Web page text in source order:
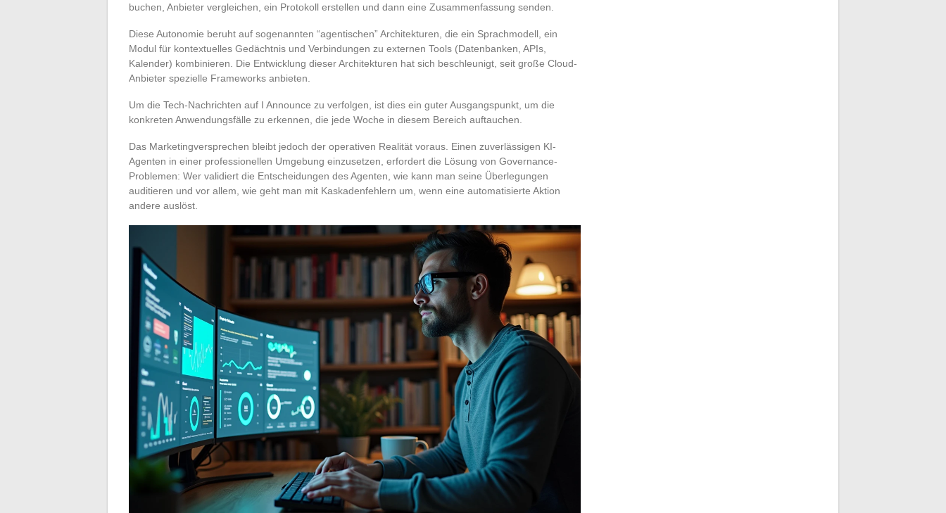
buchen, Anbieter vergleichen, ein Protokoll erstellen und dann eine Zusammenfassung senden.
Diese Autonomie beruht auf sogenannten “agentischen” Architekturen, die ein Sprachmodell, ein
Modul für kontextuelles Gedächtnis und Verbindungen zu externen Tools (Datenbanken, APIs,
Kalender) kombinieren. Die Entwicklung dieser Architekturen hat sich beschleunigt, seit große Cloud-
Anbieter spezielle Frameworks anbieten.
Um die Tech-Nachrichten auf I Announce zu verfolgen, ist dies ein guter Ausgangspunkt, um die
konkreten Anwendungsfälle zu erkennen, die jede Woche in diesem Bereich auftauchen.
Das Marketingversprechen bleibt jedoch der operativen Realität voraus. Einen zuverlässigen KI-
Agenten in einer professionellen Umgebung einzusetzen, erfordert die Lösung von Governance-
Problemen: Wer validiert die Entscheidungen des Agenten, wie kann man seine Überlegungen
auditieren und vor allem, wie geht man mit Kaskadenfehlern um, wenn eine automatisierte Aktion
andere auslöst.